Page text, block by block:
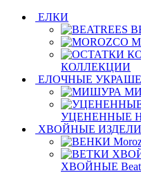
ЕЛКИ
КОЛЛЕКЦИИ
ЕЛОЧНЫЕ
УЦЕНЕННЫЕ
ХВОЙНЫЕ
ХВОЙНЫЕ